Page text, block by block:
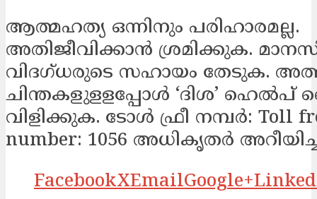
ആത്മഹത്യ ഒന്നിനും പരിഹാരമല്ല.
അതിജീവിക്കാൻ ശ്രമിക്കുക.
വിദഗ്ധരുടെ സഹായം തേടുക.
ചിന്തകളുളളപ്പോള്‍ ‘ദിശ’ ഹെല്‍പ്
വിളിക്കുക. ടോള്‍ ഫ്രീ നമ്പര്‍: Toll
number: 1056 അധികൃതർ
FacebookXEmailGoogle+